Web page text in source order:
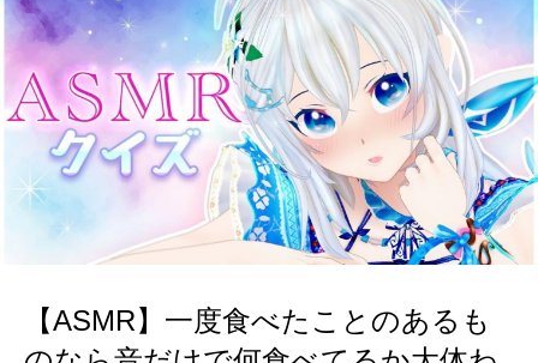
【ASMR】一度食べたことのあるも